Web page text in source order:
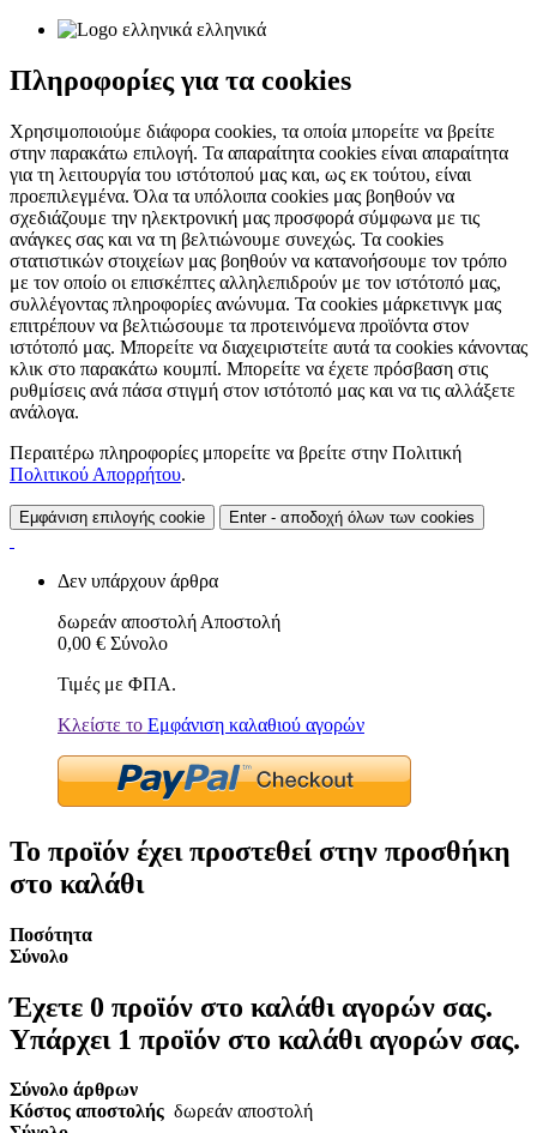
ελληνικά
Πληροφορίες για τα cookies
Χρησιμοποιούμε διάφορα cookies, τα οποία μπορείτε να βρείτε
στην παρακάτω επιλογή. Τα απαραίτητα cookies είναι απαραίτητα
για τη λειτουργία του ιστότοπού μας και, ως εκ τούτου, είναι
προεπιλεγμένα. Όλα τα υπόλοιπα cookies μας βοηθούν να
σχεδιάζουμε την ηλεκτρονική μας προσφορά σύμφωνα με τις
ανάγκες σας και να τη βελτιώνουμε συνεχώς. Τα cookies
στατιστικών στοιχείων μας βοηθούν να κατανοήσουμε τον τρόπο
με τον οποίο οι επισκέπτες αλληλεπιδρούν με τον ιστότοπό μας,
συλλέγοντας πληροφορίες ανώνυμα. Τα cookies μάρκετινγκ μας
επιτρέπουν να βελτιώσουμε τα προτεινόμενα προϊόντα στον
ιστότοπό μας. Μπορείτε να διαχειριστείτε αυτά τα cookies κάνοντας
κλικ στο παρακάτω κουμπί. Μπορείτε να έχετε πρόσβαση στις
ρυθμίσεις ανά πάσα στιγμή στον ιστότοπό μας και να τις αλλάξετε
ανάλογα.
Περαιτέρω πληροφορίες μπορείτε να βρείτε στην Πολιτική
Πολιτικού Απορρήτου.
Εμφάνιση επιλογής cookie Enter - αποδοχή όλων των cookies
Δεν υπάρχουν άρθρα
δωρεάν αποστολή Αποστολή
0,00 € Σύνολο
Τιμές με ΦΠΑ.
Κλείστε το Εμφάνιση καλαθιού αγορών
Το προϊόν έχει προστεθεί στην προσθήκη
στο καλάθι
Ποσότητα
Σύνολο
Έχετε 0 προϊόν στο καλάθι αγορών σας.
Υπάρχει 1 προϊόν στο καλάθι αγορών σας.
Σύνολο άρθρων
Κόστος αποστολής δωρεάν αποστολή